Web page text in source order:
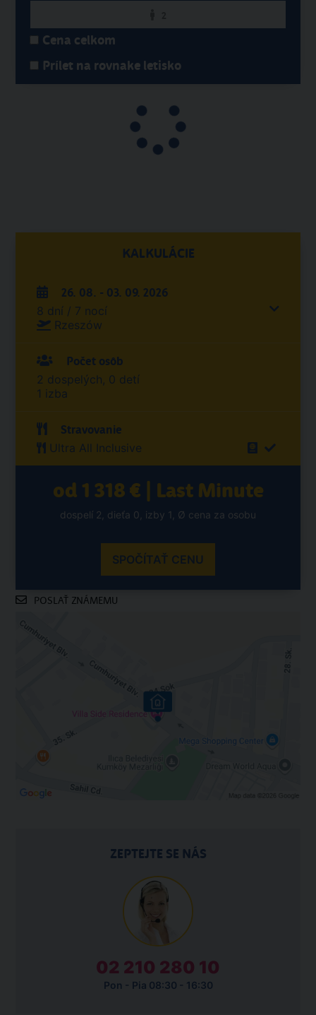
Cena celkom
Prílet na rovnake letisko
KALKULÁCIE
26. 08. - 03. 09. 2026
8 dní / 7 nocí
Rzeszów
Počet osôb
2 dospelých, 0 detí
1 izba
Stravovanie
Ultra All Inclusive
od 1 318 € | Last Minute
dospelí 2, dieťa 0, izby 1, Ø cena za osobu
SPOČÍTAŤ CENU
POSLAŤ ZNÁMEMU
ZEPTEJTE SE NÁS
02 210 280 10
Pon - Pia 08:30 - 16:30